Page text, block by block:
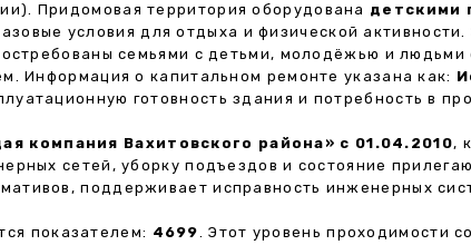
Придомовая территория оборудована детскими
условия для отдыха и физической активности.
семьями с детьми, молодёжью и людьми
Информация о капитальном ремонте указана как:
готовность здания и потребность в
компания Вахитовского района» с 01.04.2010,
сетей, уборку подъездов и состояние
поддерживает исправность инженерных
показателем: 4699. Этот уровень проходимости